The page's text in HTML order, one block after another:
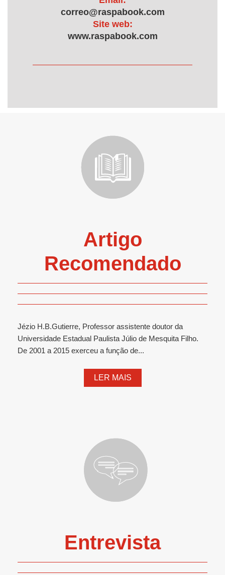
correo@raspabook.com
Site web:
www.raspabook.com
Artigo
Recomendado
Jézio H.B.Gutierre, Professor assistente doutor da
Universidade Estadual Paulista Júlio de Mesquita Filho.
De 2001 a 2015 exerceu a função de...
LER MAIS
Entrevista